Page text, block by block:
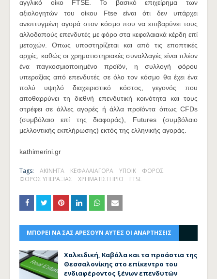
αγγλικό οίκο FTSE. Το βασικό επιχείρημα των
αξιολογητών του οίκου Ftse είναι ότι δεν υπάρχει
ανεπτυγμένη αγορά στον κόσμο που να επιβαρύνει τους
αλλοδαπούς επενδυτές με φόρο στα κεφαλαιακά κέρδη επί
μετοχών. Οπως υποστηρίζεται και από τις εποπτικές
αρχές, καθώς οι χρηματιστηριακές συναλλαγές είναι πλέον
ένα παγκοσμιοποιημένο προϊόν, η συλλογή φόρου
υπεραξίας από επενδυτές σε όλο τον κόσμο θα έχει ένα
πολύ υψηλό διαχειριστικό κόστος, γεγονός που
αποθαρρύνει τη διεθνή επενδυτική κοινότητα και τους
στρέφει σε άλλες αγορές ή άλλα προϊόντα όπως CFDs
(συμβόλαιο επί της διαφοράς), Futures (συμβόλαιο
μελλοντικής εκπλήρωσης) εκτός της ελληνικής αγοράς.
kathimerini.gr
Tags: ΑΚΙΝΗΤΑ ΚΕΦΑΛΑΙΑΓΟΡΑ ΥΠΟΙΚ
ΦΟΡΟΣ
ΦΟΡΟΣ ΥΠΕΡΑΞΙΑΣ
ΧΡΗΜΑΤΙΣΤΗΡΙΟ FTSE
ΜΠΟΡΕΙ ΝΑ ΣΑΣ ΑΡΕΣΟΥΝ ΑΥΤΕΣ ΟΙ ΑΝΑΡΤΗΣΕΙΣ
Χαλκιδική, Καβάλα και τα προάστια της
Θεσσαλονίκης στο επίκεντρο του
ενδιαφέροντος ξένων επενδυτών